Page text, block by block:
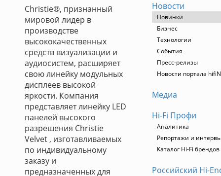
Christie®, признанный
мировой лидер в
производстве
высококачественных
средств визуализации и
аудиосистем, расширяет
свою линейку модульных
дисплеев высокой
яркости. Компания
представляет линейку LED
панелей высокого
разрешения Christie
Velvet , изготавливаемых
по индивидуальному
заказу и
предназначенных для
Новости
Новинки
Бизнес
Технологии
События
Пресс-релизы
Новости портала
Медиа
Hi-Fi Профи
Аналитика
Репортажи и
Каталог Hi-Fi брендов
Российский Hi-